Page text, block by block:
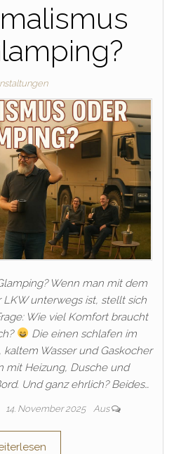
Wenn man mit dem
LKW unterwegs ist, stellt sich
Wie viel Komfort braucht
Die einen schlafen im
Wasser und Gaskocher
mit Heizung, Dusche und
Und ganz ehrlich? Beides…
14. November 2025 Aus